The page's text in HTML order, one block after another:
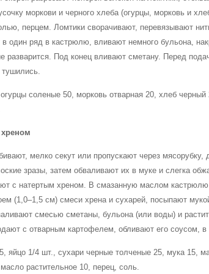
моркови и черного хлеба (огурцы, морковь и
перцем. Ломтики сворачивают, перевязывают
один ряд в кастрюлю, вливают немного бульона,
разварится. Под конец вливают сметану. Перед
тушились.
соленые 50, морковь отварная 20, хлеб
мелко секут или пропускают через
зразы, затем обваливают их в муке и слегка
с натертым хреном. В смазанную маслом
(1,0–1,5 см) смеси хрена и сухарей, посыпают
смесью сметаны, бульона (или воды) и
с отварным картофелем, обливают его соусом, в
яйцо 1/4 шт., сухари черные толченые 25, мука 15,
растительное 10, перец, соль.